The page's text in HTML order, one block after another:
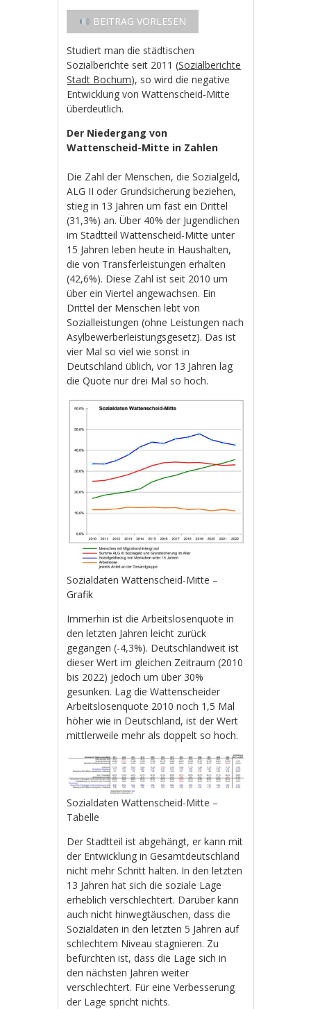
BEITRAG VORLESEN
Studiert man die städtischen
Sozialberichte seit 2011 (Sozialberichte
Stadt Bochum), so wird die negative
Entwicklung von Wattenscheid-Mitte
überdeutlich.
Der Niedergang von
Wattenscheid-Mitte in Zahlen
Die Zahl der Menschen, die Sozialgeld,
ALG II oder Grundsicherung beziehen,
stieg in 13 Jahren um fast ein Drittel
(31,3%) an. Über 40% der Jugendlichen
im Stadtteil Wattenscheid-Mitte unter
15 Jahren leben heute in Haushalten,
die von Transferleistungen erhalten
(42,6%). Diese Zahl ist seit 2010 um
über ein Viertel angewachsen. Ein
Drittel der Menschen lebt von
Sozialleistungen (ohne Leistungen nach
Asylbewerberleistungsgesetz). Das ist
vier Mal so viel wie sonst in
Deutschland üblich, vor 13 Jahren lag
die Quote nur drei Mal so hoch.
Sozialdaten Wattenscheid-Mitte –
Grafik
Immerhin ist die Arbeitslosenquote in
den letzten Jahren leicht zurück
gegangen (-4,3%). Deutschlandweit ist
dieser Wert im gleichen Zeitraum (2010
bis 2022) jedoch um über 30%
gesunken. Lag die Wattenscheider
Arbeitslosenquote 2010 noch 1,5 Mal
höher wie in Deutschland, ist der Wert
mittlerweile mehr als doppelt so hoch.
Sozialdaten Wattenscheid-Mitte –
Tabelle
Der Stadtteil ist abgehängt, er kann mit
der Entwicklung in Gesamtdeutschland
nicht mehr Schritt halten. In den letzten
13 Jahren hat sich die soziale Lage
erheblich verschlechtert. Darüber kann
auch nicht hinwegtäuschen, dass die
Sozialdaten in den letzten 5 Jahren auf
schlechtem Niveau stagnieren. Zu
befürchten ist, dass die Lage sich in
den nächsten Jahren weiter
verschlechtert. Für eine Verbesserung
der Lage spricht nichts.